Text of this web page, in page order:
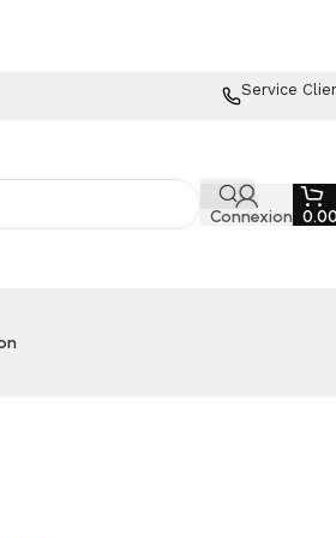
Service
Connexion